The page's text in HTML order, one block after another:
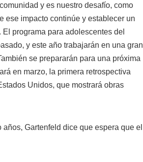
y es nuestro desafío, como
ese impacto continúe y establecer un
programa para adolescentes del
y este año trabajarán en una gran
se prepararán para una próxima
en marzo, la primera retrospectiva
Unidos, que mostrará obras
Gartenfeld dice que espera que el